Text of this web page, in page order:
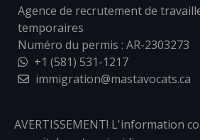
Agence de recrutement de
temporaires
Numéro du permis : AR-2303273
+1 (581) 531-1217
immigration@mastavocats.ca
AVERTISSEMENT! L'information